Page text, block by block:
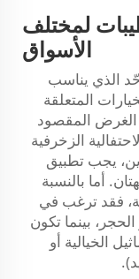
لمختلف
الأسواق
الذي يناسب
المتعلقة
الغرض المقصود
الزخرفية
يجب تطبيق
أما بالنسبة
فقد ترغب في
بينما تكون
الخيالية أو